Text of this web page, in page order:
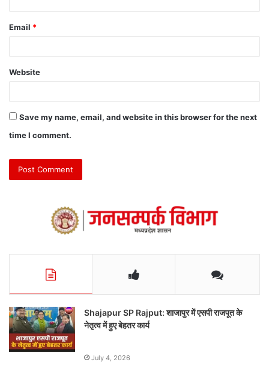
Email *
Website
Save my name, email, and website in this browser for the next
time I comment.
Shajapur SP Rajput: शाजापुर में एसपी राजपूत के
नेतृत्व में हुए बेहतर कार्य
July 4, 2026